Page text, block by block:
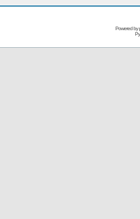
Powered by